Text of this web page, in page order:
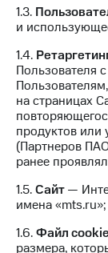
чистый
номер
номер
SIM-
карту
на
Для дома
ТВ и
для
Услуги
Личный
и
ТВ
1.3.
и
1.4.
Пользователя
на страницах
продуктов
(Партнеров
ранее
1.5.Сайт—
имена «mts.ru»;
1.6.Файл сookie
размера,